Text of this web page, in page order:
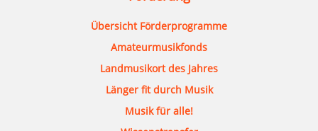
Übersicht Förderprogramme
Amateurmusikfonds
Landmusikort des Jahres
Länger fit durch Musik
Musik für alle!